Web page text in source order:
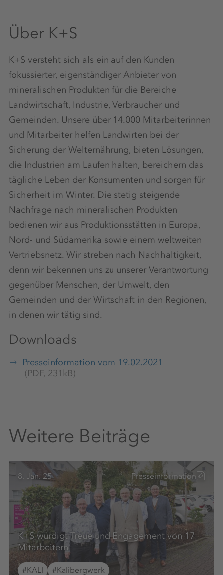
Über K+S
K+S versteht sich als ein auf den Kunden
fokussierter, eigenständiger Anbieter von
mineralischen Produkten für die Bereiche
Landwirtschaft, Industrie, Verbraucher und
Gemeinden. Unsere über 14.000 Mitarbeiterinnen
und Mitarbeiter helfen Landwirten bei der
Sicherung der Welternährung, bieten Lösungen,
die Industrien am Laufen halten, bereichern das
tägliche Leben der Konsumenten und sorgen für
Sicherheit im Winter. Die stetig steigende
Nachfrage nach mineralischen Produkten
bedienen wir aus Produktionsstätten in Europa,
Nord- und Südamerika sowie einem weltweiten
Vertriebsnetz. Wir streben nach Nachhaltigkeit,
denn wir bekennen uns zu unserer Verantwortung
gegenüber Menschen, der Umwelt, den
Gemeinden und der Wirtschaft in den Regionen,
in denen wir tätig sind.
Downloads
Presseinformation vom 19.02.2021
(PDF, 231kB)
Weitere Beiträge
8. Jan. 25 Presseinformation
K+S würdigt Treue und Engagement von 17
Mitarbeitern
#KALI #Kalibergwerk